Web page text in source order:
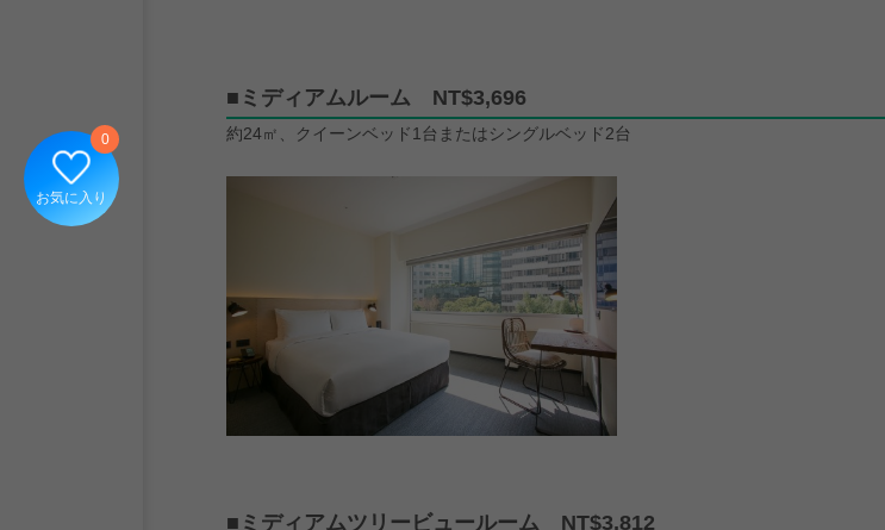
お気に入り
0
■ミディアムルーム NT$3,696
約24㎡、クイーンベッド1台またはシングルベッド2台
■ミディアムツリービュールーム NT$3,812